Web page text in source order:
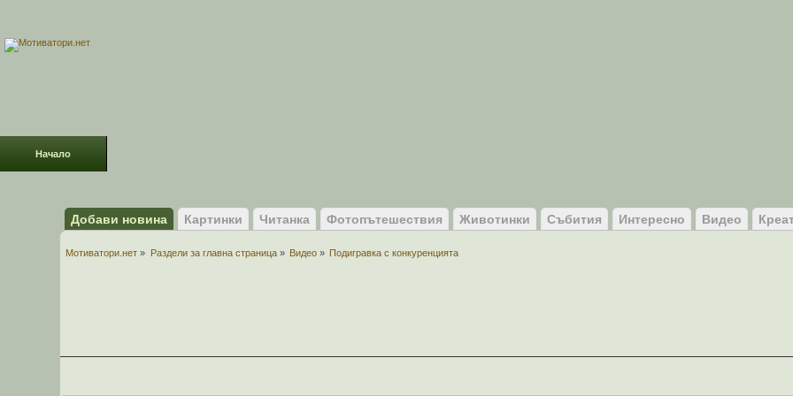
Начало
Добави новина Картинки Читанка Фотопътешествия Животинки Събития Интересно Видео
Мотиватори.нет » Раздели за главна страница» Видео » Подигравка с конкуренцията